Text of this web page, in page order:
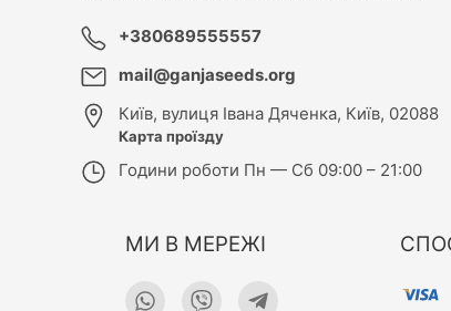
+380689555557
mail@ganjaseeds.org
Київ, вулиця Івана Дяченка, Київ, 02088
Карта проїзду
Години роботи Пн — Сб 09:00 – 21:00
МИ В МЕРЕЖІ